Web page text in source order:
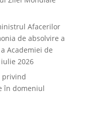
Afacerilor
de absolvire a
Academiei de
iulie 2026
privind
în domeniul